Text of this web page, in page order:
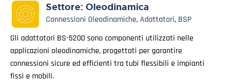
Settore: Oleodinamica
Connessioni Oleodinamiche,Adattatori, BSP
Gli adattatori BS-5200 sono componenti utilizzati nelle
applicazioni oleodinamiche, progettati per garantire
connessioni sicure ed efficienti tra tubi flessibili e impianti
fissi e mobili.